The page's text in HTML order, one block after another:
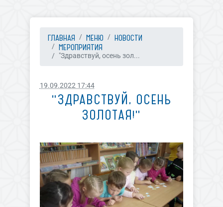
ГЛАВНАЯ МЕНЮ
НОВОСТИ
МЕРОПРИЯТИЯ
"Здравствуй, осень зол...
19.09.2022 17:44
"ЗДРАВСТВУЙ, ОСЕНЬ
ЗОЛОТАЯ!"